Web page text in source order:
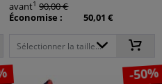
avant1 90,00 €
Économise :
50,01 €
Sélectionner la taille...
-50%